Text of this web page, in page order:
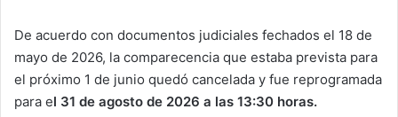
De acuerdo con documentos judiciales fechados el 18 de
mayo de 2026, la comparecencia que estaba prevista para
el próximo 1 de junio quedó cancelada y fue reprogramada
para el 31 de agosto de 2026 a las 13:30 horas.